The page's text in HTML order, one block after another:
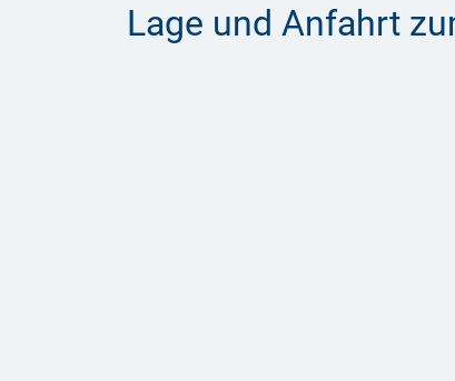
Lage und Anfahrt